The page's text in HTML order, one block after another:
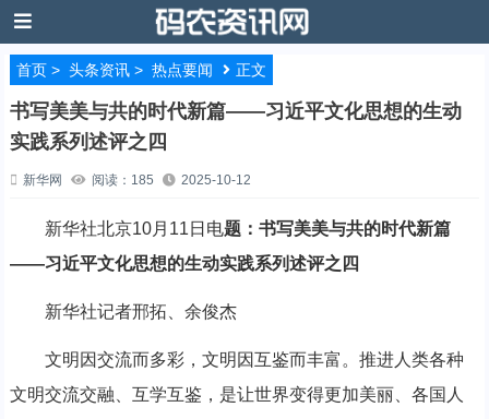
首页> 头条资讯> 热点要闻 正文
书写美美与共的时代新篇——习近平文化思想的生动
实践系列述评之四
新华网 阅读：185 2025-10-12
新华社北京10月11日电题：书写美美与共的时代新篇
——习近平文化思想的生动实践系列述评之四
新华社记者邢拓、余俊杰
文明因交流而多彩，文明因互鉴而丰富。推进人类各种
文明交流交融、互学互鉴，是让世界变得更加美丽、各国人